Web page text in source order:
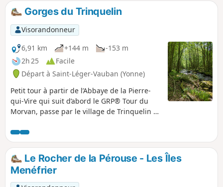
Gorges du Trinquelin
Visorandonneur
6,91 km
+144 m
-153 m
2h 25
Facile
Départ à Saint-Léger-Vauban (Yonne)
Petit tour à partir de l’Abbaye de la Pierre-
qui-Vire qui suit d’abord le GRP® Tour du
Morvan, passe par le village de Trinquelin et
trouve sur le territoire de Saint-Léger-
Vauban mais on peut aussi l’atteindre à
partir de Saint-Agnan.
Le Rocher de la Pérouse - Les Îles
Menéfrier